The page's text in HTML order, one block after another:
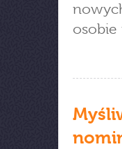
osobie